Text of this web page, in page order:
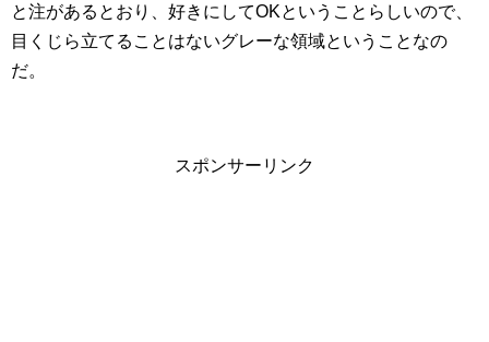
と注があるとおり、好きにしてOKということらしいので、
目くじら立てることはないグレーな領域ということなの
だ。
スポンサーリンク